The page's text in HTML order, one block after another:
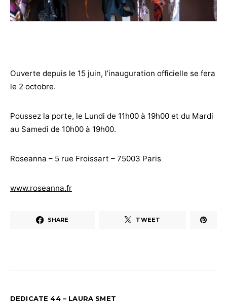
Ouverte depuis le 15 juin, l’inauguration officielle se fera
le 2 octobre.
Poussez la porte, le Lundi de 11h00 à 19h00 et du Mardi
au Samedi de 10h00 à 19h00.
Roseanna – 5 rue Froissart – 75003 Paris
www.roseanna.fr
SHARE TWEET
DEDICATE 44 – LAURA SMET